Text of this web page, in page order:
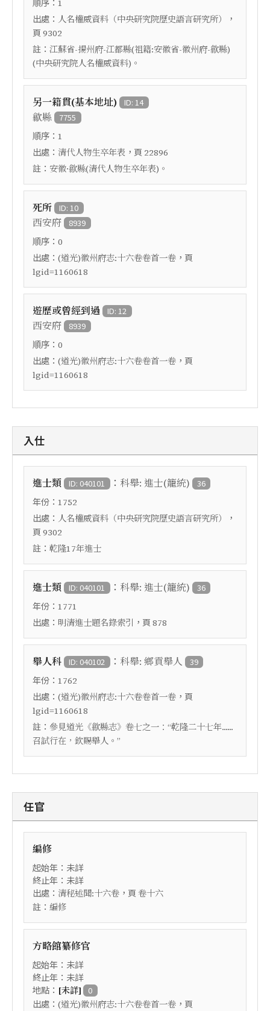
1
出處： 人名權威資料（中央研究院歷史語言研究所）
，
頁 9302
註： 江蘇省-揚州府-江都縣(祖籍:安徽省-徽州府-歙縣)
(中央研究院人名權威資料)。
另一籍貫(基本地址) ID: 14
歙縣 7755
順序： 1
出處： 清代人物生卒年表 ，頁 22896
註： 安徽·歙縣(清代人物生卒年表)。
死所 ID: 10
西安府 8939
順序： 0
出處： (道光)徽州府志:十六卷卷首一卷 ，頁
lgid=1160618
遊歷或曾經到過 ID: 12
西安府 8939
順序： 0
出處： (道光)徽州府志:十六卷卷首一卷 ，頁
lgid=1160618
入仕
進士類 ID: 040101 ： 科舉: 進士(籠統) 36
年份： 1752
出處： 人名權威資料（中央研究院歷史語言研究所）
，
頁 9302
註： 乾隆17年進士
進士類 ID: 040101 ： 科舉: 進士(籠統) 36
年份： 1771
出處： 明清進士題名錄索引 ，頁 878
舉人科 ID: 040102 ： 科舉: 鄉貢舉人 39
年份： 1762
出處： (道光)徽州府志:十六卷卷首一卷 ，頁
lgid=1160618
註： 參見道光《歙縣志》卷七之一：“乾隆二十七年......
召試行在，欽賜舉人。”
任官
編修
起始年：未詳
終止年：未詳
出處： 清秘述聞:十六卷 ，頁 卷十六
註： 編修
方略館纂修官
起始年：未詳
終止年：未詳
地點： [未詳] 0
出處： (道光)徽州府志:十六卷卷首一卷 ，頁